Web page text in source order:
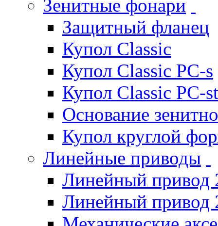
Зенитные фонари
Защитный фланец
Купол Classic
Купол Classic PC-s
Купол Classic PC-st
Основание
Купол круглой
Линейные приводы
Линейный привод
Линейный привод